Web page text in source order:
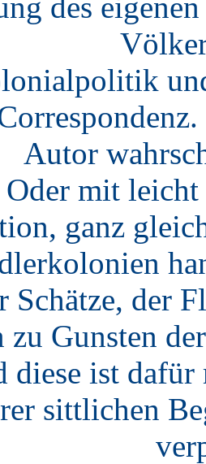
Autor
Oder mit leicht
ganz
Schätze, der
zu Gunsten
diese ist dafür
sittlichen